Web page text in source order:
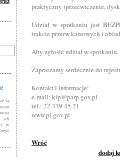
są
ich
w
praktyczny (przećwiczenie,
Udział w spotkaniu jest
trakcie przerw kawowych i
Aby zgłosić udział w
Zapraszamy serdecznie do
Kontakt i informacje:
e-mail: kip@parp.gov.pl
tel.: 22 339 45 21
www.pi.gov.pl
Wróć
dodaj